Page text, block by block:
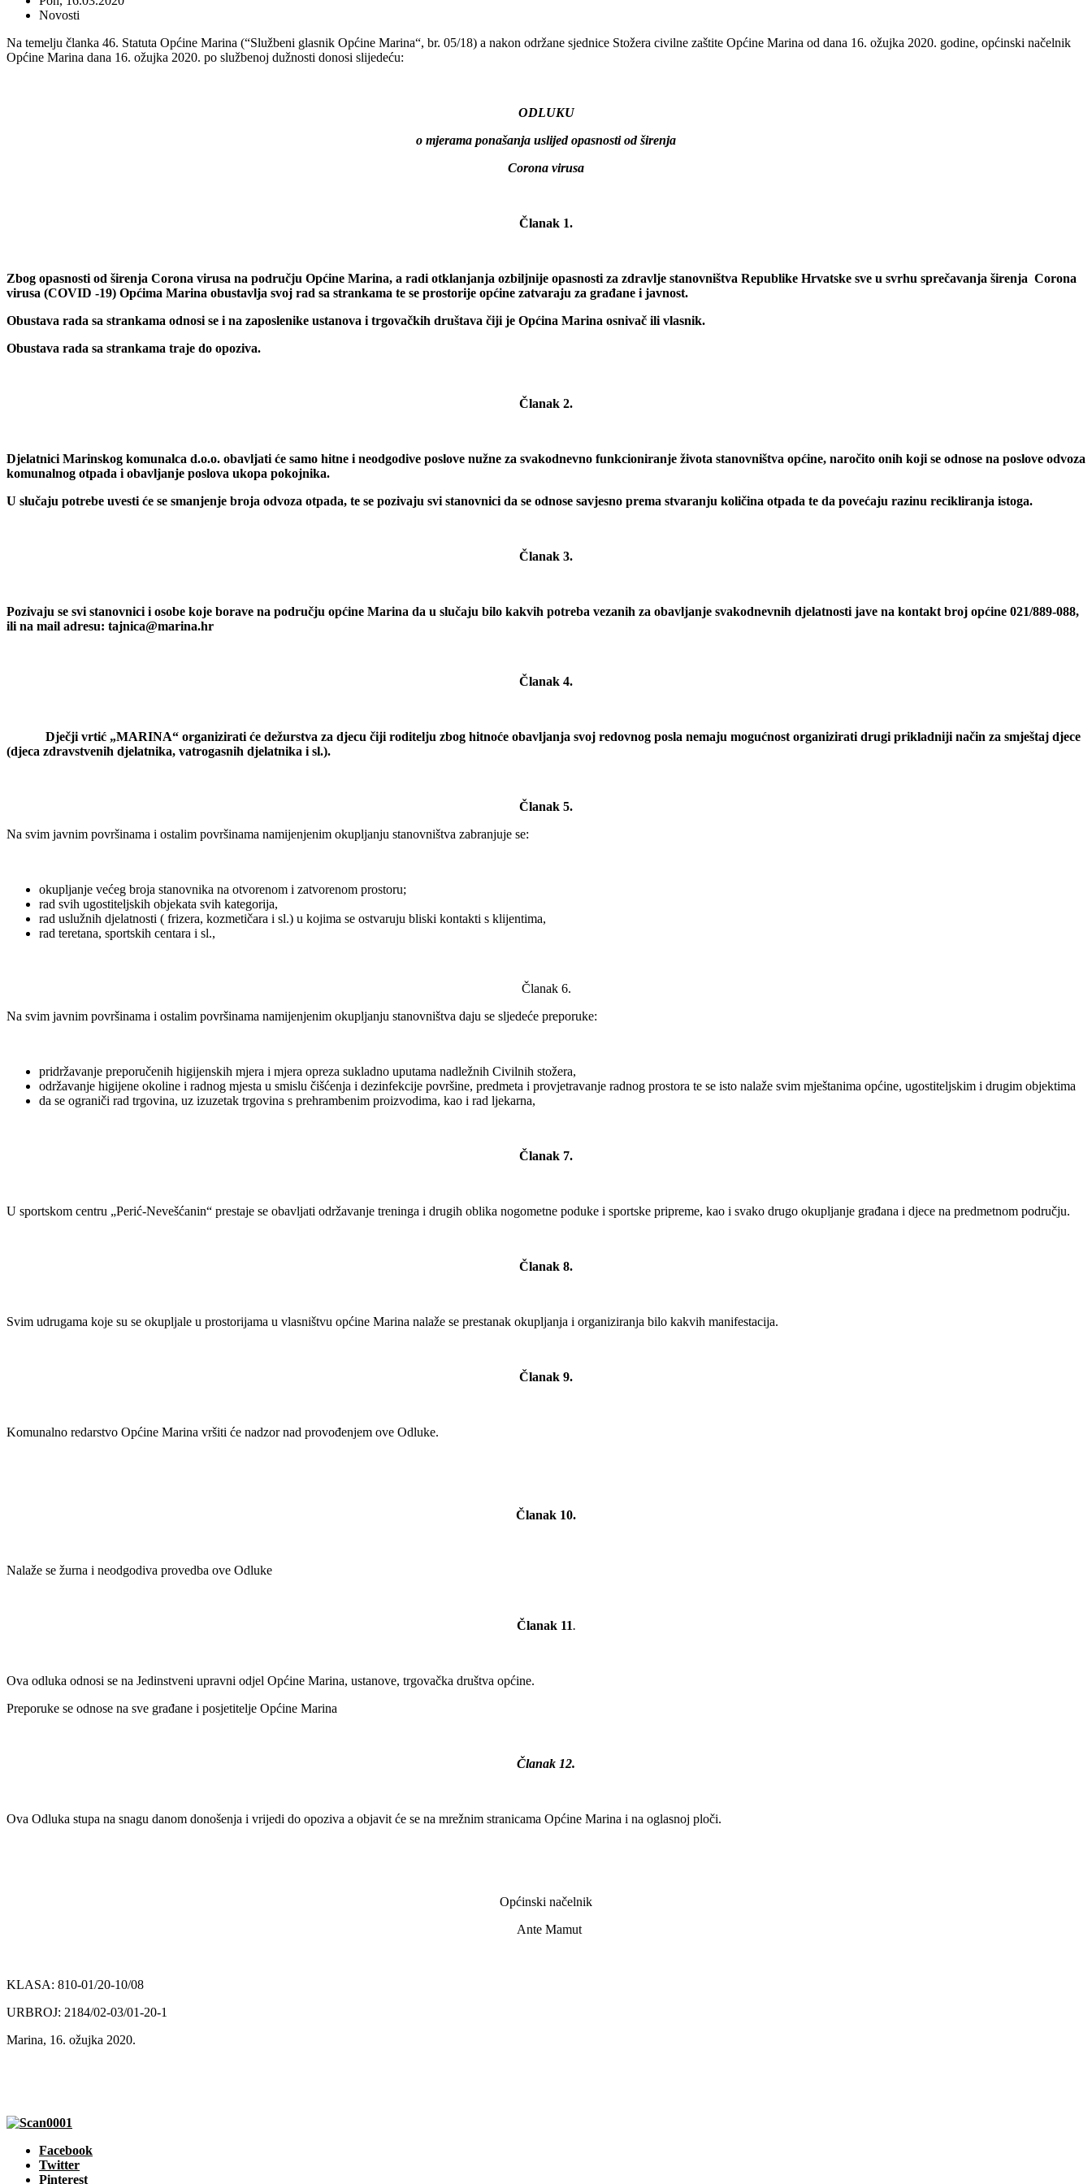
Novosti
Na temelju članka 46. Statuta Općine Marina (“Službeni glasnik Općine Marina“, br. 05/18) a nakon održane sjednice Stožera civilne zaštite Općine Marina od dana 16. ožujka 2020. godine, općinski načelnik
Općine Marina dana 16. ožujka 2020. po službenoj dužnosti donosi slijedeću:
ODLUKU
o mjerama ponašanja uslijed opasnosti od širenja
Corona virusa
Članak 1.
Zbog opasnosti od širenja Corona virusa na području Općine Marina, a radi otklanjanja ozbiljnije opasnosti za zdravlje stanovništva Republike Hrvatske sve u svrhu sprečavanja širenja Corona
virusa (COVID -19) Općima Marina obustavlja svoj rad sa strankama te se prostorije općine zatvaraju za građane i javnost.
Obustava rada sa strankama odnosi se i na zaposlenike ustanova i trgovačkih društava čiji je Općina Marina osnivač ili vlasnik.
Obustava rada sa strankama traje do opoziva.
Članak 2.
Djelatnici Marinskog komunalca d.o.o. obavljati će samo hitne i neodgodive poslove nužne za svakodnevno funkcioniranje života stanovništva općine, naročito onih koji se odnose na poslove odvoza
komunalnog otpada i obavljanje poslova ukopa pokojnika.
U slučaju potrebe uvesti će se smanjenje broja odvoza otpada, te se pozivaju svi stanovnici da se odnose savjesno prema stvaranju količina otpada te da povećaju razinu recikliranja istoga.
Članak 3.
Pozivaju se svi stanovnici i osobe koje borave na području općine Marina da u slučaju bilo kakvih potreba vezanih za obavljanje svakodnevnih djelatnosti jave na kontakt broj općine 021/889-088,
ili na mail adresu: tajnica@marina.hr
Članak 4.
Dječji vrtić „MARINA“ organizirati će dežurstva za djecu čiji roditelju zbog hitnoće obavljanja svoj redovnog posla nemaju mogućnost organizirati drugi prikladniji način za smještaj djece
(djeca zdravstvenih djelatnika, vatrogasnih djelatnika i sl.).
Članak 5.
Na svim javnim površinama i ostalim površinama namijenjenim okupljanju stanovništva zabranjuje se:
okupljanje većeg broja stanovnika na otvorenom i zatvorenom prostoru;
rad svih ugostiteljskih objekata svih kategorija,
rad uslužnih djelatnosti ( frizera, kozmetičara i sl.) u kojima se ostvaruju bliski kontakti s klijentima,
rad teretana, sportskih centara i sl.,
Članak 6.
Na svim javnim površinama i ostalim površinama namijenjenim okupljanju stanovništva daju se sljedeće preporuke:
pridržavanje preporučenih higijenskih mjera i mjera opreza sukladno uputama nadležnih Civilnih stožera,
održavanje higijene okoline i radnog mjesta u smislu čišćenja i dezinfekcije površine, predmeta i provjetravanje radnog prostora te se isto nalaže svim mještanima općine, ugostiteljskim i drugim objektima
da se ograniči rad trgovina, uz izuzetak trgovina s prehrambenim proizvodima, kao i rad ljekarna,
Članak 7.
U sportskom centru „Perić-Nevešćanin“ prestaje se obavljati održavanje treninga i drugih oblika nogometne poduke i sportske pripreme, kao i svako drugo okupljanje građana i djece na predmetnom području.
Članak 8.
Svim udrugama koje su se okupljale u prostorijama u vlasništvu općine Marina nalaže se prestanak okupljanja i organiziranja bilo kakvih manifestacija.
Članak 9.
Komunalno redarstvo Općine Marina vršiti će nadzor nad provođenjem ove Odluke.
Članak 10.
Nalaže se žurna i neodgodiva provedba ove Odluke
Članak 11.
Ova odluka odnosi se na Jedinstveni upravni odjel Općine Marina, ustanove, trgovačka društva općine.
Preporuke se odnose na sve građane i posjetitelje Općine Marina
Članak 12.
Ova Odluka stupa na snagu danom donošenja i vrijedi do opoziva a objavit će se na mrežnim stranicama Općine Marina i na oglasnoj ploči.
Općinski načelnik
Ante Mamut
KLASA: 810-01/20-10/08
URBROJ: 2184/02-03/01-20-1
Marina, 16. ožujka 2020.
Facebook
Twitter
Pinterest